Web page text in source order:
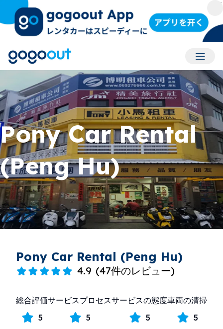
アカウ
Pony Car Rental
(Peng Hu)
Pony Car Rental (Peng Hu)
4.9 (47件のレビュー)
総合評価
5
サービスプロセス
5
サービスの態度
5
車両の清掃
5